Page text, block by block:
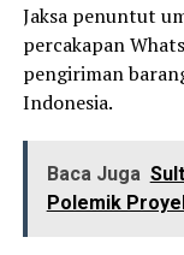
Jaksa penuntut
percakapan
pengiriman
Indonesia.
Baca Juga
Polemik